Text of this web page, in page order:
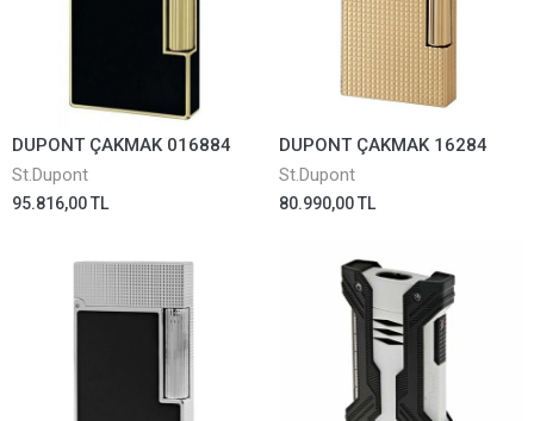
DUPONT ÇAKMAK 016884
St.Dupont
95.816,00 TL
DUPONT ÇAKMAK 16284
St.Dupont
80.990,00 TL